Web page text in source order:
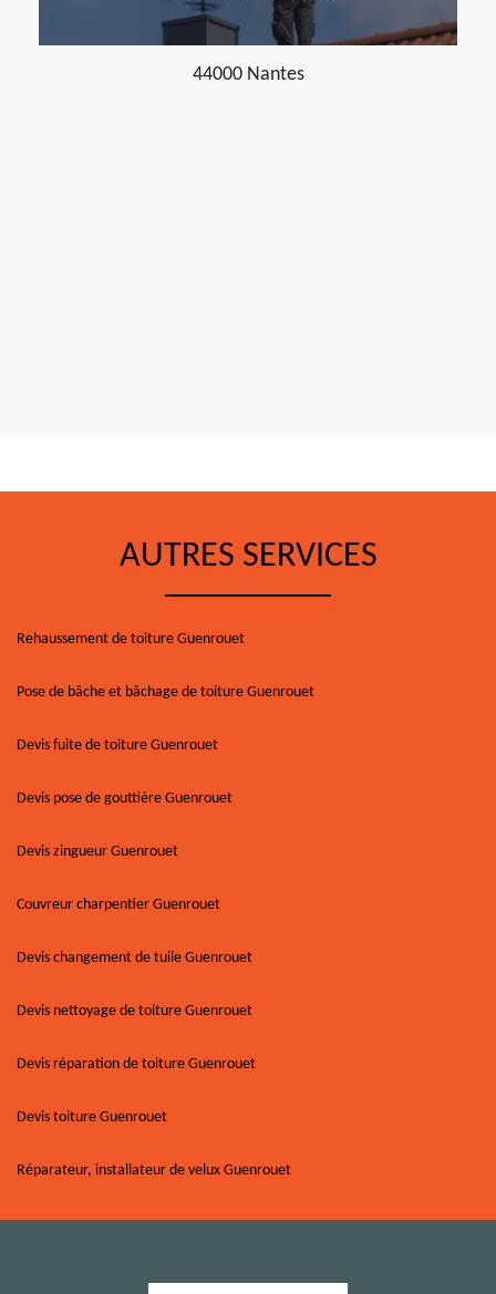
44000 Nantes
AUTRES SERVICES
Rehaussement de toiture Guenrouet
Pose de bâche et bâchage de toiture Guenrouet
Devis fuite de toiture Guenrouet
Devis pose de gouttière Guenrouet
Devis zingueur Guenrouet
Couvreur charpentier Guenrouet
Devis changement de tuile Guenrouet
Devis nettoyage de toiture Guenrouet
Devis réparation de toiture Guenrouet
Devis toiture Guenrouet
Réparateur, installateur de velux Guenrouet